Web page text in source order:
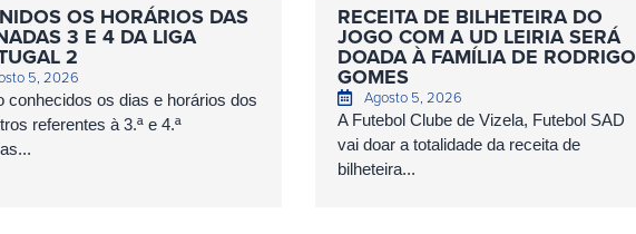
OS HORÁRIOS DAS
3 E 4 DA LIGA
2
5, 2026
conhecidos os dias e horários dos
referentes à 3.ª e 4.ª
RECEITA DE BILHETEIRA DO
JOGO COM A UD LEIRIA SERÁ
DOADA À FAMÍLIA DE RODRIGO
GOMES
Agosto 5, 2026
A Futebol Clube de Vizela, Futebol SAD
vai doar a totalidade da receita de
bilheteira...